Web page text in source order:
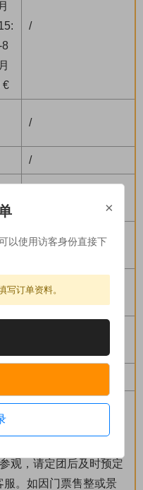
€
/
/
/
（标准团餐：六菜
道大门票，门票价格因
官方网站或者景点当
观，请定团后及时预定
服。如因门票售整或景
×
以使用访客身份直接下
写订单资料。